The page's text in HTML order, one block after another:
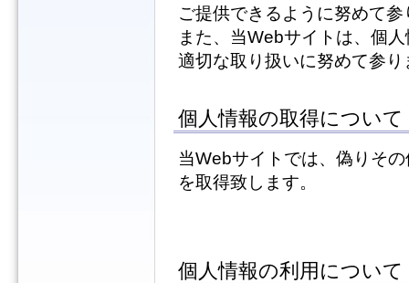
ご提供できるように努めて参
また、当Webサイトは、個
適切な取り扱いに努めて参り
個人情報の取得について
当Webサイトでは、偽りそ
を取得致します。
個人情報の利用について